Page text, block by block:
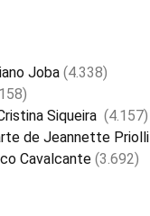
Joba (4.338)
Siqueira (4.157)
de Jeannette Priolli
Cavalcante (3.692)